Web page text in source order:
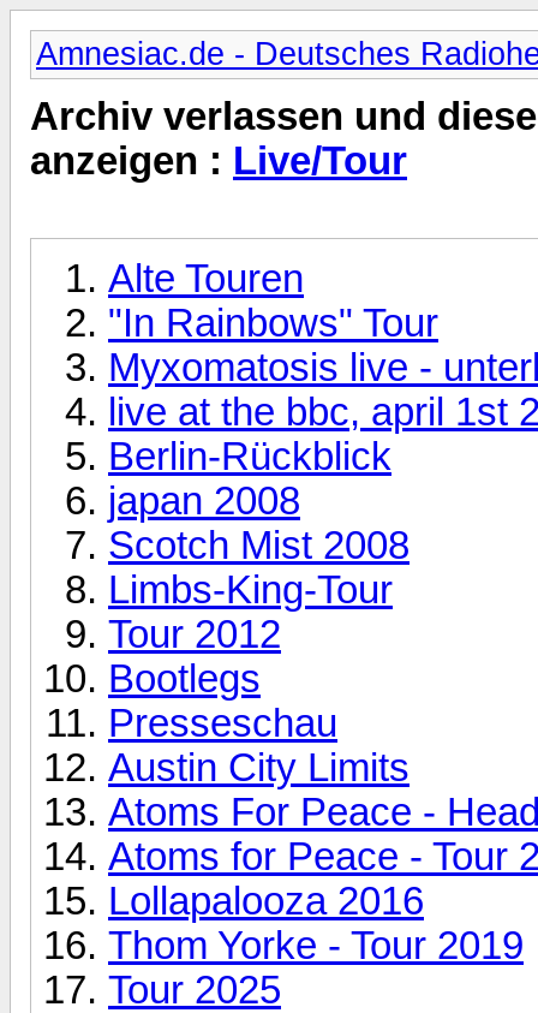
Amnesiac.de - Deutsches
Archiv verlassen und
anzeigen : Live/Tour
Alte Touren
"In Rainbows" Tour
Myxomatosis live -
live at the bbc, april 1st
Berlin-Rückblick
japan 2008
Scotch Mist 2008
Limbs-King-Tour
Tour 2012
Bootlegs
Presseschau
Austin City Limits
Atoms For Peace -
Atoms for Peace - Tour
Lollapalooza 2016
Thom Yorke - Tour 2019
Tour 2025